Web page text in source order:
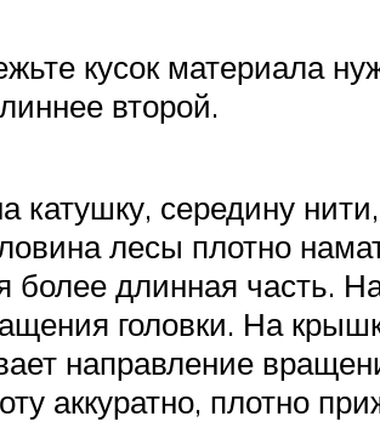
кусок материала
второй.
катушку, середину
лесы плотно
длинная часть.
головки. На
направление
аккуратно, плотно